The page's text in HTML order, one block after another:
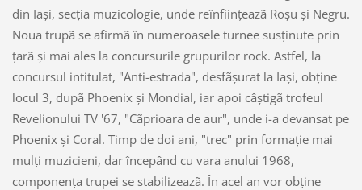
din Iaşi, secţia muzicologie, unde reînfiinţeazã Roşu şi Negru.
Noua trupã se afirmã în numeroasele turnee susţinute prin
ţarã şi mai ales la concursurile grupurilor rock. Astfel, la
concursul intitulat, "Anti-estrada", desfãşurat la Iaşi, obţine
locul 3, dupã Phoenix şi Mondial, iar apoi câştigã trofeul
Revelionului TV '67, "Cãprioara de aur", unde i-a devansat pe
Phoenix şi Coral. Timp de doi ani, "trec" prin formaţie mai
mulţi muzicieni, dar începând cu vara anului 1968,
componenţa trupei se stabilizeazã. În acel an vor obţine